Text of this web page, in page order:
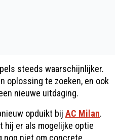
steeds waarschijnlijker.
oplossing te zoeken, en ook
nieuwe uitdaging.
opduikt bij AC Milan.
hij er als mogelijke optie